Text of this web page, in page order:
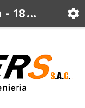
Búsqueda - Etiqueta - 18650